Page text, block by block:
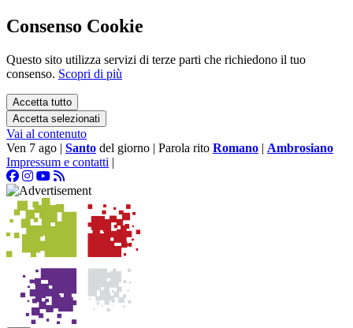
Consenso Cookie
Questo sito utilizza servizi di terze parti che richiedono il tuo
consenso. Scopri di più
Accetta tutto
Accetta selezionati
Vai al contenuto
Ven 7 ago | Santo del giorno | Parola rito Romano | Ambrosiano
Impressum e contatti |